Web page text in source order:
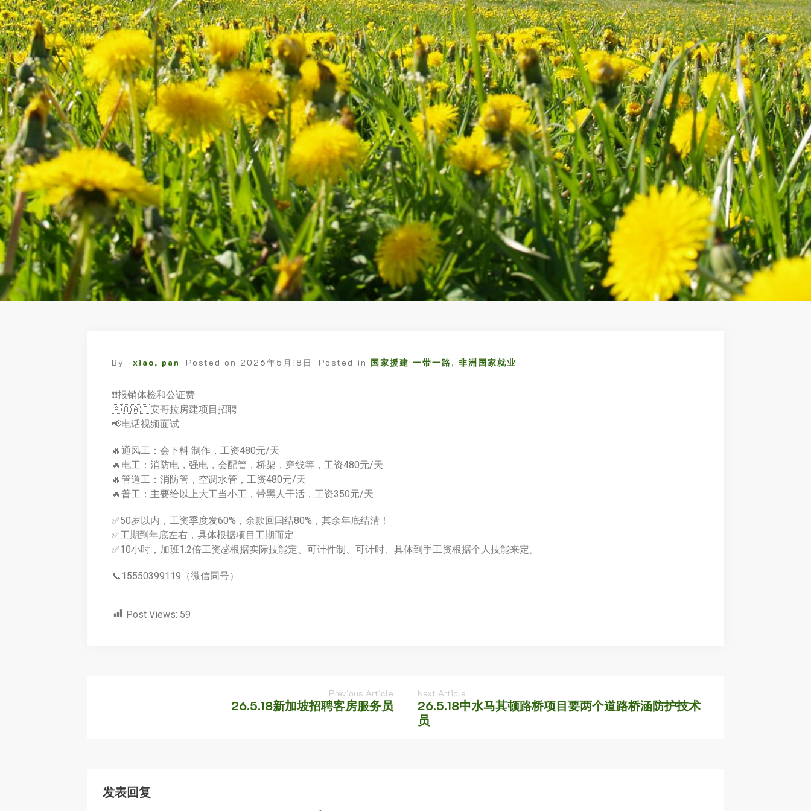
By -xiao, pan Posted on 2026年5月18日 Posted in 国家援建 一带一路,非洲国家就业
❗️❗️报销体检和公证费
🇦🇴🇦🇴安哥拉房建项目招聘
📢电话视频面试
🔥通风工：会下料 制作，工资480元/天
🔥电工：消防电，强电，会配管，桥架，穿线等，工资480元/天
🔥管道工：消防管，空调水管，工资480元/天
🔥普工：主要给以上大工当小工，带黑人干活，工资350元/天
✅50岁以内，工资季度发60%，余款回国结80%，其余年底结清！
✅工期到年底左右，具体根据项目工期而定
✅10小时，加班1.2倍工资💰根据实际技能定、可计件制、可计时、具体到手工资根据个人技能来定。
📞15550399119（微信同号）
Post Views: 59
Previous Article
26.5.18新加坡招聘客房服务员
Next Article
26.5.18中水马其顿路桥项目要两个道路桥涵防护技术
员
发表回复